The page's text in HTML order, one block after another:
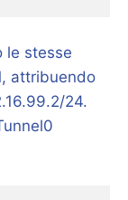
le stesse
attribuendo
24.